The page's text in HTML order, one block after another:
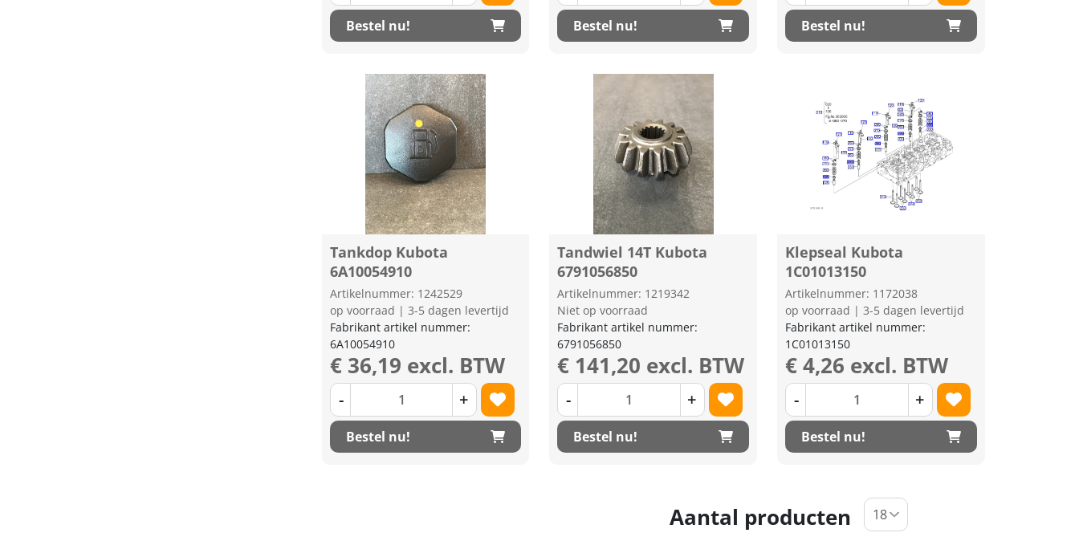
Bestel nu! Bestel nu! Bestel nu!
Tankdop Kubota
6A10054910
Artikelnummer: 1242529
op voorraad | 3-5 dagen levertijd
Fabrikant artikel nummer:
6A10054910
€ 36,19 excl. BTW
- +
Bestel nu!
Tandwiel 14T Kubota
6791056850
Artikelnummer: 1219342
Niet op voorraad
Fabrikant artikel nummer:
6791056850
€ 141,20 excl. BTW
- +
Bestel nu!
Klepseal Kubota
1C01013150
Artikelnummer: 1172038
op voorraad | 3-5 dagen levertijd
Fabrikant artikel nummer:
1C01013150
€ 4,26 excl. BTW
- +
Bestel nu!
Aantal producten